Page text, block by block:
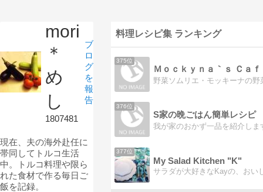
mori
＊
め
し
1807481
ブ
ロ
グ
を
報
告
現在、夫の海外赴任に
帯同してトルコ生活
中。トルコ料理や限ら
れた食材で作る毎日ご
飯を記録。
料理レシピ集 ランキング
375位
Ｍｏｃｋｙｎａ｀ｓ Ｃａｆ
野菜ソムリエ・モッキーナの野
376位
S家の晩ごはん簡単レシピ
377位
My Salad Kitchen "K"